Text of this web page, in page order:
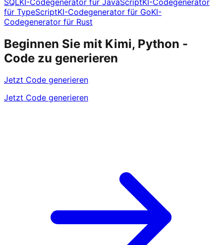
für TypeScriptKI-Codegenerator für GoKI-
Codegenerator für Rust
Beginnen Sie mit Kimi, Python -
Code zu generieren
Jetzt Code generieren
Jetzt Code generieren